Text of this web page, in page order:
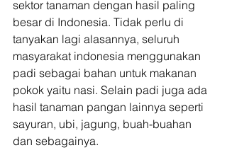
sektor tanaman dengan hasil paling
besar di Indonesia. Tidak perlu di
tanyakan lagi alasannya, seluruh
masyarakat indonesia menggunakan
padi sebagai bahan untuk makanan
pokok yaitu nasi. Selain padi juga ada
hasil tanaman pangan lainnya seperti
sayuran, ubi, jagung, buah-buahan
dan sebagainya.